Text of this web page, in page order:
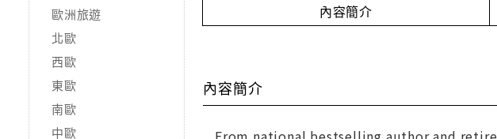
歐洲旅遊
北歐
西歐
東歐
南歐
中歐
內容簡介
內容簡介